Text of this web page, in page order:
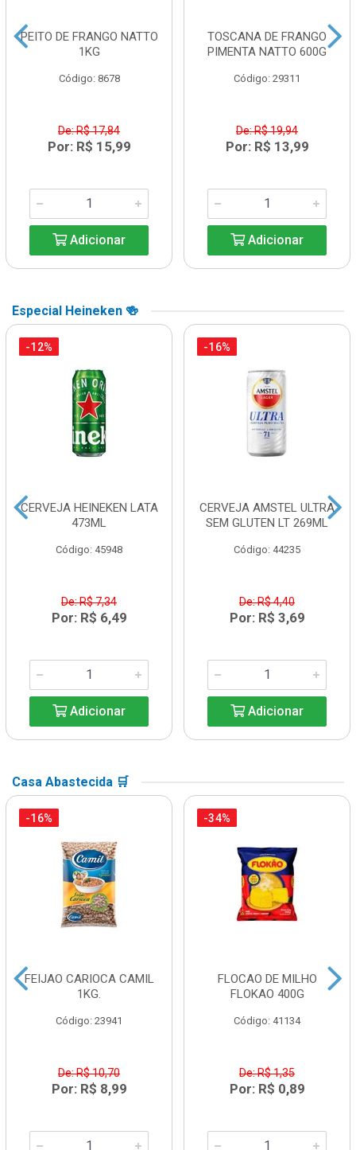
PEITO DE FRANGO NATTO
1KG
Código: 8678
De: R$ 17,84
Por: R$ 15,99
Adicionar
TOSCANA DE FRANGO
PIMENTA NATTO 600G
Código: 29311
De: R$ 19,94
Por: R$ 13,99
Adicionar
Especial Heineken 🍻
-12%
CERVEJA HEINEKEN LATA
473ML
Código: 45948
De: R$ 7,34
Por: R$ 6,49
Adicionar
-16%
CERVEJA AMSTEL ULTRA
SEM GLUTEN LT 269ML
Código: 44235
De: R$ 4,40
Por: R$ 3,69
Adicionar
Casa Abastecida 🛒
-16%
FEIJAO CARIOCA CAMIL
1KG.
Código: 23941
De: R$ 10,70
Por: R$ 8,99
-34%
FLOCAO DE MILHO
FLOKAO 400G
Código: 41134
De: R$ 1,35
Por: R$ 0,89